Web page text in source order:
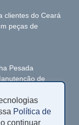
clientes do Ceará
peças de
Pesada
de
Política de
continuar